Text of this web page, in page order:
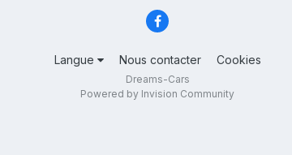
Langue Nous contacter Cookies
Dreams-Cars
Powered by Invision Community